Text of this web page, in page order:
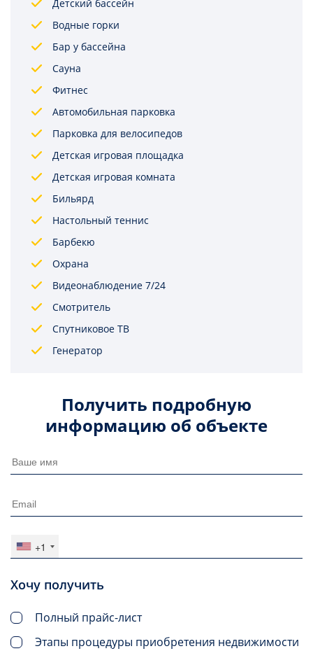
Детский бассейн
Водные горки
Бар у бассейна
Сауна
Фитнес
Автомобильная парковка
Парковка для велосипедов
Детская игровая площадка
Детская игровая комната
Бильярд
Настольный теннис
Барбекю
Охрана
Видеонаблюдение 7/24
Смотритель
Спутниковое ТВ
Генератор
Получить подробную
информацию об объекте
+1
Хочу получить
Полный прайс-лист
Этапы процедуры приобретения недвижимости